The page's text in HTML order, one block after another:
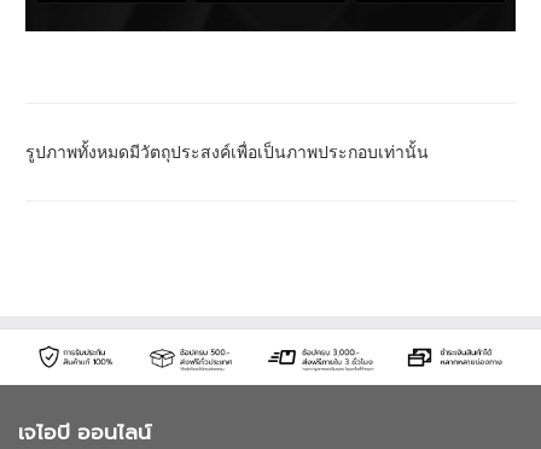
รูปภาพทั้งหมดมีวัตถุประสงค์เพื่อเป็นภาพประกอบเท่านั้น
เจไอบี ออนไลน์